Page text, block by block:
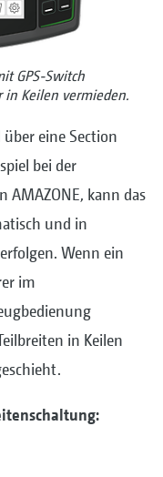
GPS-Switch
in Keilen vermieden.
eine Section
bei der
AMAZONE, kann das
und in
Wenn ein
im
in Keilen